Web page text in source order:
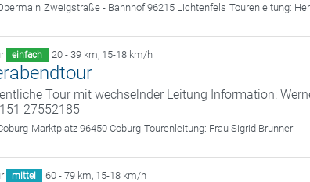
Zweigstraße - Bahnhof 96215 Lichtenfels Tourenleitung:
einfach 20 - 39 km, 15-18 km/h
Tour mit wechselnder Leitung Information:
27552185
Marktplatz 96450 Coburg Tourenleitung: Frau Sigrid Brunner
mittel 60 - 79 km, 15-18 km/h